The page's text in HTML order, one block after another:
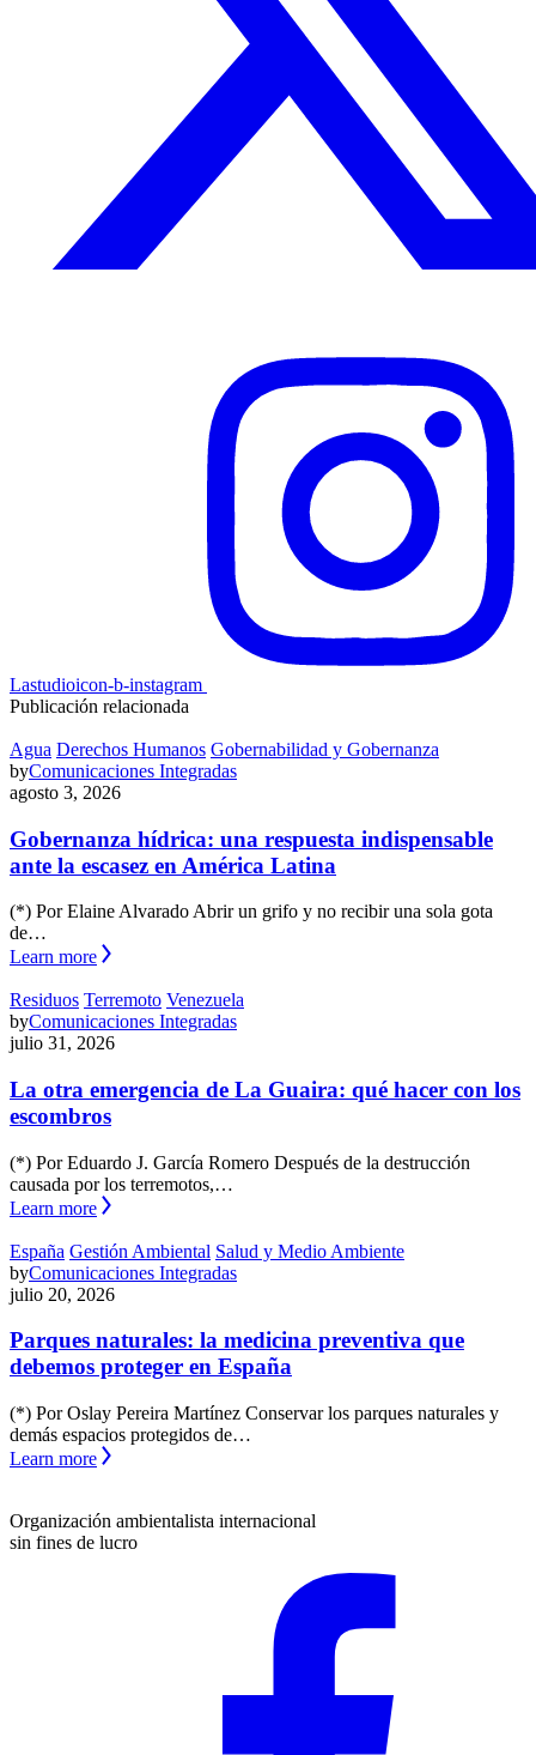
Lastudioicon-b-instagram
Publicación relacionada
Agua Derechos Humanos Gobernabilidad y Gobernanza
byComunicaciones Integradas
agosto 3, 2026
Gobernanza hídrica: una respuesta indispensable
ante la escasez en América Latina
(*) Por Elaine Alvarado Abrir un grifo y no recibir una sola gota
de…
Learn more
Residuos Terremoto Venezuela
byComunicaciones Integradas
julio 31, 2026
La otra emergencia de La Guaira: qué hacer con los
escombros
(*) Por Eduardo J. García Romero Después de la destrucción
causada por los terremotos,…
Learn more
España Gestión Ambiental Salud y Medio Ambiente
byComunicaciones Integradas
julio 20, 2026
Parques naturales: la medicina preventiva que
debemos proteger en España
(*) Por Oslay Pereira Martínez Conservar los parques naturales y
demás espacios protegidos de…
Learn more
Organización ambientalista internacional
sin fines de lucro